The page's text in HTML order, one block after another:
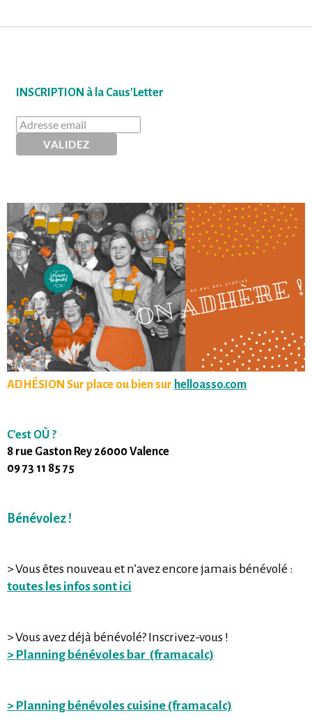
INSCRIPTION à la Caus'Letter
ADHÉSION Sur place ou bien sur helloasso.com
C'est OÙ ?
8 rue Gaston Rey 26000 Valence
09 73 11 85 75
Bénévolez !
> Vous êtes nouveau et n’avez encore jamais bénévolé :
toutes les infos sont ici
> Vous avez déjà bénévolé? Inscrivez-vous !
> Planning bénévoles bar (framacalc)
> Planning bénévoles cuisine (framacalc)